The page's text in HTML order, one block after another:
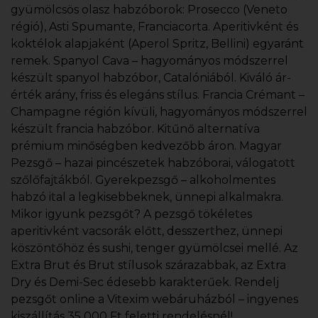
gyümölcsös olasz habzóborok: Prosecco (Veneto
régió), Asti Spumante, Franciacorta. Aperitivként és
koktélok alapjaként (Aperol Spritz, Bellini) egyaránt
remek. Spanyol Cava – hagyományos módszerrel
készült spanyol habzóbor, Catalóniából. Kiváló ár-
érték arány, friss és elegáns stílus. Francia Crémant –
Champagne régión kívüli, hagyományos módszerrel
készült francia habzóbor. Kitűnő alternatíva
prémium minőségben kedvezőbb áron. Magyar
Pezsgő – hazai pincészetek habzóborai, válogatott
szőlőfajtákból. Gyerekpezsgő – alkoholmentes
habzó ital a legkisebbeknek, ünnepi alkalmakra.
Mikor igyunk pezsgőt? A pezsgő tökéletes
aperitivként vacsorák előtt, desszerthez, ünnepi
köszöntőhöz és sushi, tenger gyümölcsei mellé. Az
Extra Brut és Brut stílusok szárazabbak, az Extra
Dry és Demi-Sec édesebb karakterűek. Rendelj
pezsgőt online a Vitexim webáruházból – ingyenes